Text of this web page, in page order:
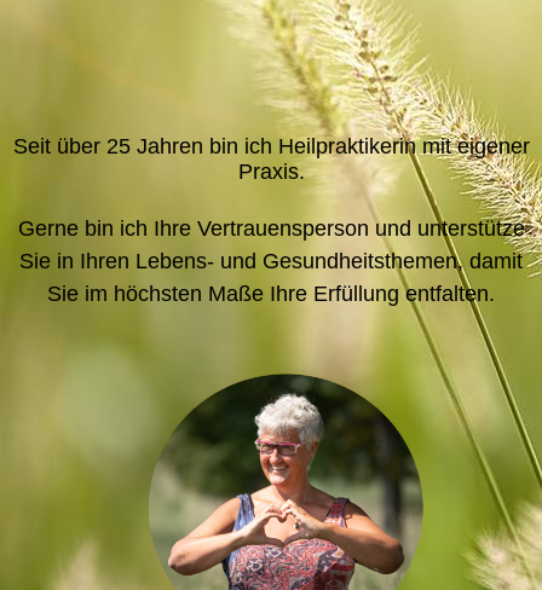
Seit über 25 Jahren bin ich Heilpraktikerin mit eigener
Praxis.
Gerne bin ich Ihre Vertrauensperson und unterstütze
Sie in Ihren Lebens- und Gesundheitsthemen, damit
Sie im höchsten Maße Ihre Erfüllung entfalten.